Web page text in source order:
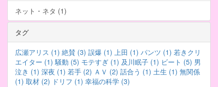
ネット・ネタ (1)
タグ
広瀬アリス (1) 絶賛 (3) 誤爆 (1) 上田 (1) パンツ (1) 若きクリ
エイター (1) 騒動 (5) モテすぎ (1) 及川眠子 (1) ビート (5) 男
泣き (1) 深夜 (1) 若手 (2) ＡＶ (2) 話合う (1) 土生 (1) 無関係
(1) 取材 (2) ドリフ (1) 幸福の科学 (3)